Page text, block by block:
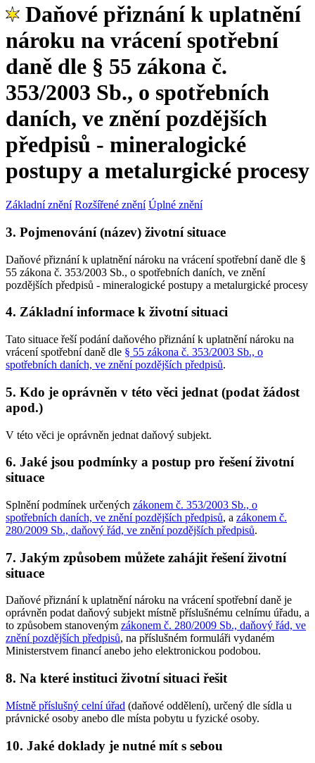
Daňové přiznání k uplatnění
nároku na vrácení spotřební
daně dle § 55 zákona č.
353/2003 Sb., o spotřebních
daních, ve znění pozdějších
předpisů - mineralogické
postupy a metalurgické procesy
Základní znění Rozšířené znění Úplné znění
3. Pojmenování (název) životní situace
Daňové přiznání k uplatnění nároku na vrácení spotřební daně dle §
55 zákona č. 353/2003 Sb., o spotřebních daních, ve znění
pozdějších předpisů - mineralogické postupy a metalurgické procesy
4. Základní informace k životní situaci
Tato situace řeší podání daňového přiznání k uplatnění nároku na
vrácení spotřební daně dle § 55 zákona č. 353/2003 Sb., o
spotřebních daních, ve znění pozdějších předpisů.
5. Kdo je oprávněn v této věci jednat (podat žádost
apod.)
V této věci je oprávněn jednat daňový subjekt.
6. Jaké jsou podmínky a postup pro řešení životní
situace
Splnění podmínek určených zákonem č. 353/2003 Sb., o
spotřebních daních, ve znění pozdějších předpisů, a zákonem č.
280/2009 Sb., daňový řád, ve znění pozdějších předpisů.
7. Jakým způsobem můžete zahájit řešení životní
situace
Daňové přiznání k uplatnění nároku na vrácení spotřební daně je
oprávněn podat daňový subjekt místně příslušnému celnímu úřadu, a
to způsobem stanoveným zákonem č. 280/2009 Sb., daňový řád, ve
znění pozdějších předpisů, na příslušném formuláři vydaném
Ministerstvem financí anebo jeho elektronickou podobou.
8. Na které instituci životní situaci řešit
Místně příslušný celní úřad (daňové oddělení), určený dle sídla u
právnické osoby anebo dle místa pobytu u fyzické osoby.
10. Jaké doklady je nutné mít s sebou